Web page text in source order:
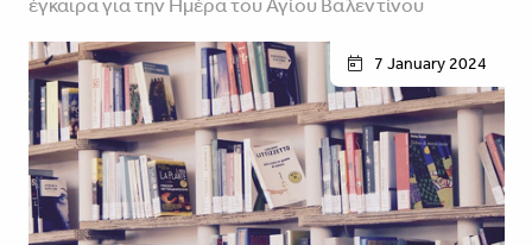
έγκαιρα για την Ημέρα του Αγίου Βαλεντίνου
7 January 2024